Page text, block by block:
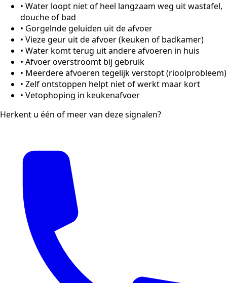
• Water loopt niet of heel langzaam weg uit wastafel,
douche of bad
• Gorgelnde geluiden uit de afvoer
• Vieze geur uit de afvoer (keuken of badkamer)
• Water komt terug uit andere afvoeren in huis
• Afvoer overstroomt bij gebruik
• Meerdere afvoeren tegelijk verstopt (rioolprobleem)
• Zelf ontstoppen helpt niet of werkt maar kort
• Vetophoping in keukenafvoer
Herkent u één of meer van deze signalen?